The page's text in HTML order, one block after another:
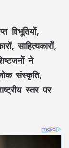
विभूतियों,
साहित्यकारों,
ने
संस्कृति,
स्तर पर